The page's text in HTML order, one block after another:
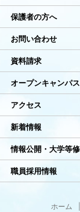
保護者の方へ
お問い合わせ
資料請求
オープンキャンパ
アクセス
新着情報
情報公開・大学等
職員採用情報
ホーム